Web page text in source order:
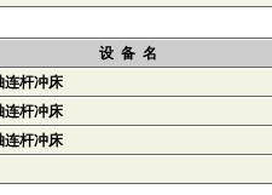
设 备 名
连杆冲床
连杆冲床
连杆冲床